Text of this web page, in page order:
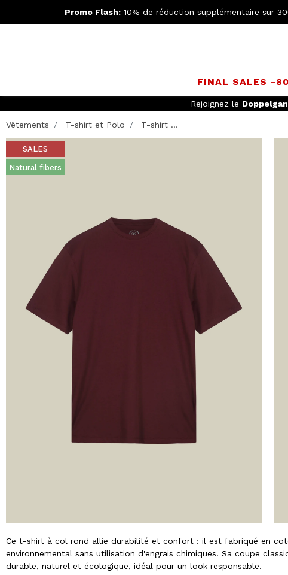
Promo Flash:10% de réduction supplémentaire sur
FINAL SALES -
Rejoignez le
Vêtements T-shirt et Polo T-shirt ...
SALES
Natural fibers
Ce t-shirt à col rond allie durabilité et confort : il est fabriqué en
environnemental sans utilisation d'engrais chimiques. Sa coupe
durable, naturel et écologique, idéal pour un look responsable.